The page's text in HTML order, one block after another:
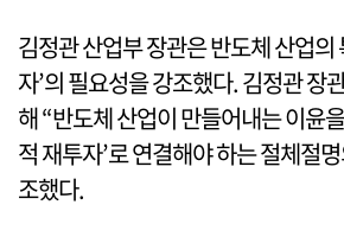
김정관 산업부 장관은 반도체 산업의
자’의 필요성을 강조했다. 김정관 장
해 “반도체 산업이 만들어내는 이윤
적 재투자’로 연결해야 하는 절체절
조했다.